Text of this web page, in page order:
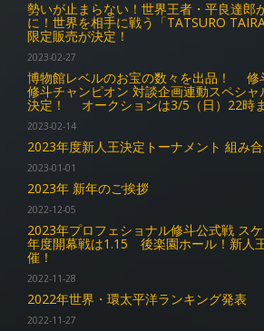
勢いが止まらない！世界王者・平良達郎
に！世界を相手に戦う「TATSURO
限定販売が決定！
2023-02-27
博物館レベルのお宝の数々を出品！ 修
修斗チャンピオン 対談企画連動スペシ
決定！ オークションは3/5（日）22時
2023-02-14
2023年度新人王決定トーナメント 組み
2023-01-01
2023年 新年のご挨拶
2022-12-05
2023年プロフェショナル修斗公式戦
年度開幕戦は1.15 後楽園ホール！新人
催！
2022-11-28
2022年世界・環太平洋ランキング発表
2022-11-27